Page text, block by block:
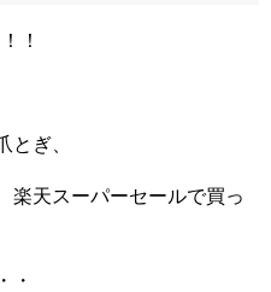
！
とぎ、
楽天スーパーセールで買っ
・